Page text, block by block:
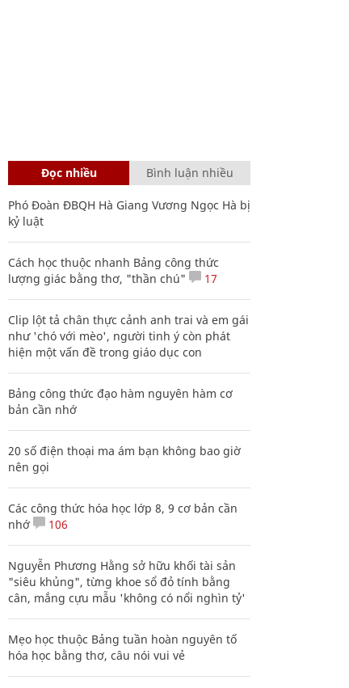
Đọc nhiều Bình luận nhiều
Phó Đoàn ĐBQH Hà Giang Vương Ngọc Hà bị
kỷ luật
Cách học thuộc nhanh Bảng công thức
lượng giác bằng thơ, "thần chú"
17
Clip lột tả chân thực cảnh anh trai và em gái
như 'chó với mèo', người tinh ý còn phát
hiện một vấn đề trong giáo dục con
Bảng công thức đạo hàm nguyên hàm cơ
bản cần nhớ
20 số điện thoại ma ám bạn không bao giờ
nên gọi
Các công thức hóa học lớp 8, 9 cơ bản cần
nhớ
106
Nguyễn Phương Hằng sở hữu khối tài sản
"siêu khủng", từng khoe sổ đỏ tính bằng
cân, mắng cựu mẫu 'không có nổi nghìn tỷ'
Mẹo học thuộc Bảng tuần hoàn nguyên tố
hóa học bằng thơ, câu nói vui vẻ